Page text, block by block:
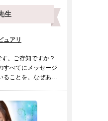
生
ュアリ
。ご存知ですか？
すべてにメッセージ
ることを。なぜあの